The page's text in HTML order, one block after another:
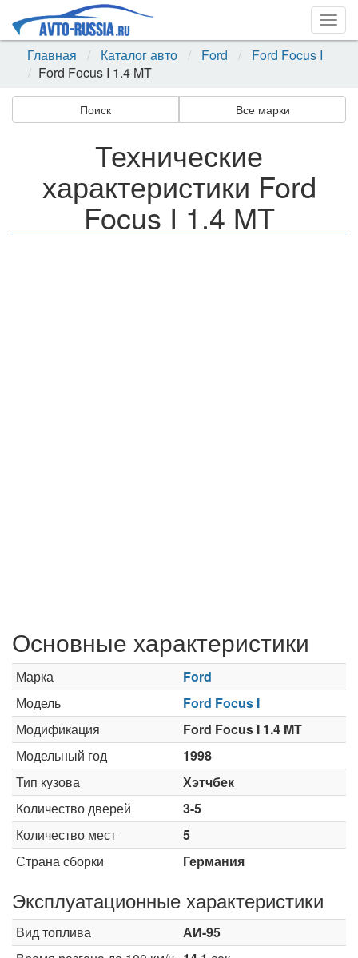
Главная
Каталог авто Ford
Ford Focus I
Ford Focus I 1.4 MT
Поиск Все марки
Технические
характеристики Ford
Focus I 1.4 MT
Основные характеристики
Марка
Ford
Модель
Ford Focus I
Модификация
Ford Focus I 1.4 MT
Модельный год
1998
Тип кузова
Хэтчбек
Количество дверей
3-5
Количество мест
5
Страна сборки
Германия
Эксплуатационные характеристики
Вид топлива
АИ-95